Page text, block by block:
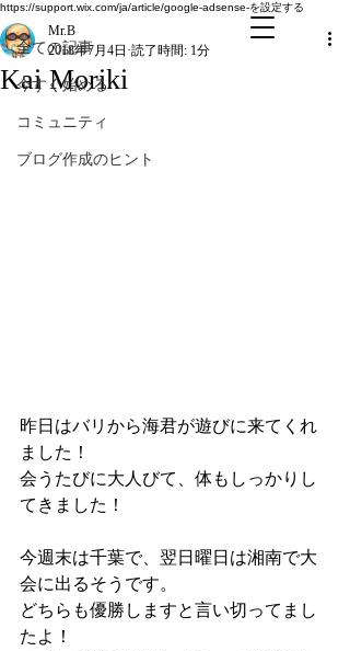
https://support.wix.com/ja/article/google-adsense-を設定する
全ての記事
今すぐ始める
コミュニティ
ブログ作成のヒント
Kai Moriki
Mr.B
2018年7月4日 読了時間: 1分
昨日はバリから海君が遊びに来てくれ
ました！
会うたびに大人びて、体もしっかりし
てきました！
今週末は千葉で、翌日曜日は湘南で大
会に出るそうです。
どちらも優勝しますと言い切ってまし
たよ！